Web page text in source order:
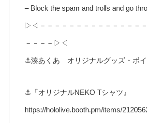
– Block the spam and trolls and go
▷◁－－－－－－－－－－－－－－
－－－－▷◁
⚓湊あくあ オリジナルグッズ・ボイ
⚓『オリジナルNEKO Tシャツ』
https://hololive.booth.pm/items/